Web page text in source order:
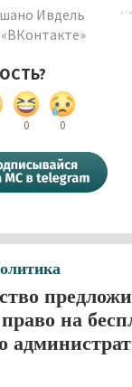
Ивдель
0 0
на